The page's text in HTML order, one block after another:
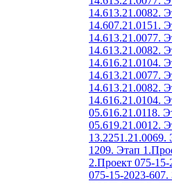
14.613.21.0082.
14.607.21.0151.
14.613.21.0077.
14.613.21.0082.
14.616.21.0104.
14.613.21.0077.
14.613.21.0082.
14.616.21.0104.
05.616.21.0118.
05.619.21.0012.
13.2251.21.0069.
1209. Этап 1.
2.Проект 075-
075-15-2023-607.